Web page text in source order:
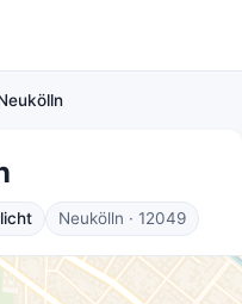
Neukölln · 12049